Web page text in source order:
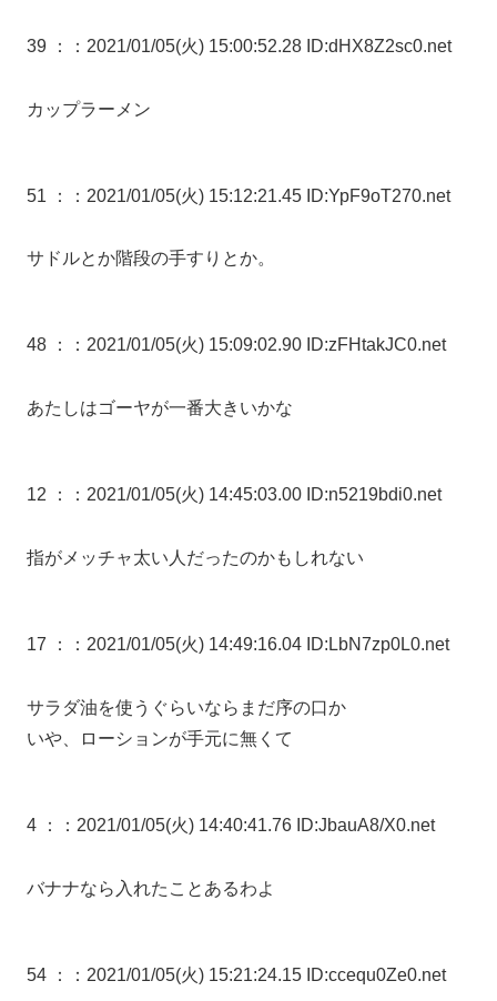
39 ： ：2021/01/05(火) 15:00:52.28 ID:dHX8Z2sc0.net
カップラーメン
51 ： ：2021/01/05(火) 15:12:21.45 ID:YpF9oT270.net
サドルとか階段の手すりとか。
48 ： ：2021/01/05(火) 15:09:02.90 ID:zFHtakJC0.net
あたしはゴーヤが一番大きいかな
12 ： ：2021/01/05(火) 14:45:03.00 ID:n5219bdi0.net
指がメッチャ太い人だったのかもしれない
17 ： ：2021/01/05(火) 14:49:16.04 ID:LbN7zp0L0.net
サラダ油を使うぐらいならまだ序の口か
いや、ローションが手元に無くて
4 ： ：2021/01/05(火) 14:40:41.76 ID:JbauA8/X0.net
バナナなら入れたことあるわよ
54 ： ：2021/01/05(火) 15:21:24.15 ID:ccequ0Ze0.net